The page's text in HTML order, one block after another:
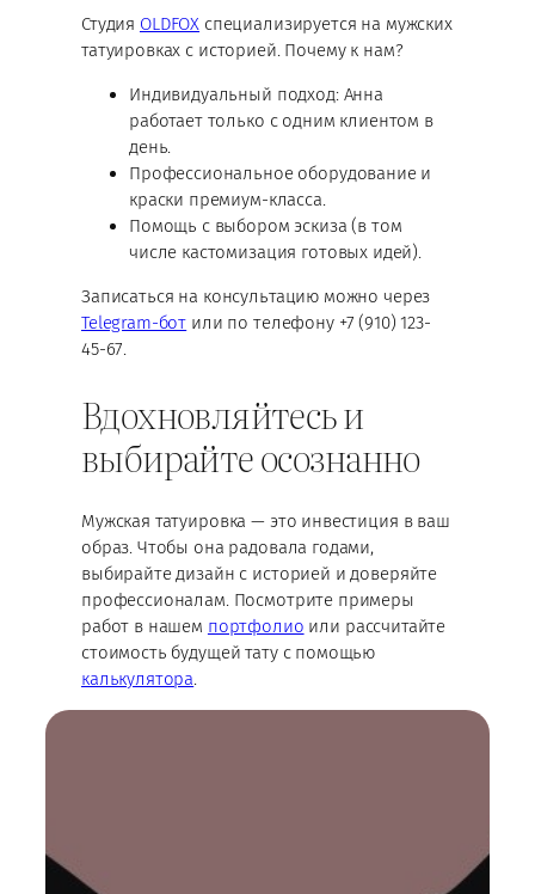
Студия OLDFOX специализируется на мужских
татуировках с историей. Почему к нам?
Индивидуальный подход: Анна
работает только с одним клиентом в
день.
Профессиональное оборудование и
краски премиум-класса.
Помощь с выбором эскиза (в том
числе кастомизация готовых идей).
Записаться на консультацию можно через
Telegram-бот или по телефону +7 (910) 123-
45-67.
Вдохновляйтесь и
выбирайте осознанно
Мужская татуировка — это инвестиция в ваш
образ. Чтобы она радовала годами,
выбирайте дизайн с историей и доверяйте
профессионалам. Посмотрите примеры
работ в нашем портфолио или рассчитайте
стоимость будущей тату с помощью
калькулятора